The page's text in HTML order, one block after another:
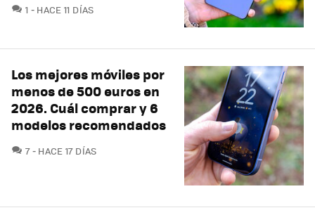
1 COMENTARIOS
HACE 11 DÍAS
Los mejores móviles por
menos de 500 euros en
2026. Cuál comprar y 6
modelos recomendados
7COMENTARIOS
HACE 17 DÍAS